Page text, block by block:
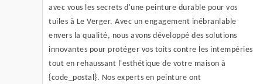
avec vous les secrets d'une peinture durable pour vos
tuiles à Le Verger. Avec un engagement inébranlable
envers la qualité, nous avons développé des solutions
innovantes pour protéger vos toits contre les intempéries
tout en rehaussant l'esthétique de votre maison à
{code_postal}. Nos experts en peinture ont